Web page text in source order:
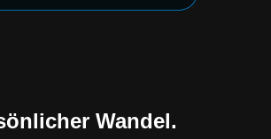
Wandel.